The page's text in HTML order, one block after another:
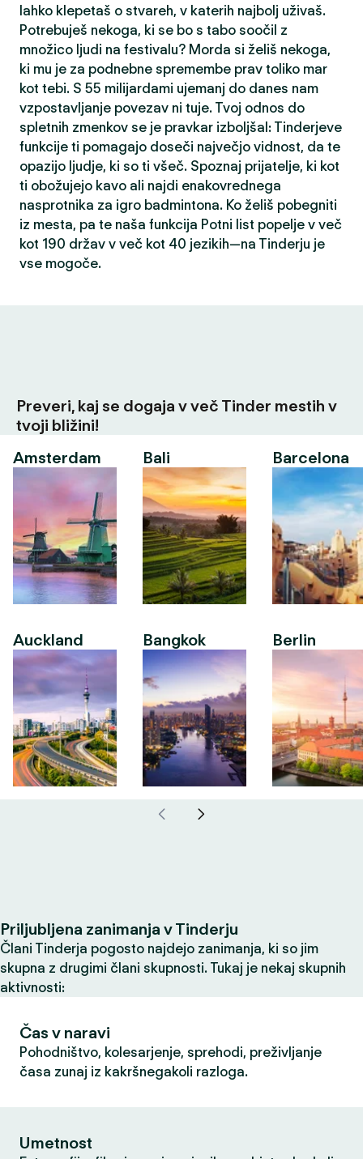
lahko klepetaš o stvareh, v katerih najbolj uživaš.
Potrebuješ nekoga, ki se bo s tabo soočil z
množico ljudi na festivalu? Morda si želiš nekoga,
ki mu je za podnebne spremembe prav toliko mar
kot tebi. S 55 milijardami ujemanj do danes nam
vzpostavljanje povezav ni tuje. Tvoj odnos do
spletnih zmenkov se je pravkar izboljšal: Tinderjeve
funkcije ti pomagajo doseči največjo vidnost, da te
opazijo ljudje, ki so ti všeč. Spoznaj prijatelje, ki kot
ti obožujejo kavo ali najdi enakovrednega
nasprotnika za igro badmintona. Ko želiš pobegniti
iz mesta, pa te naša funkcija Potni list popelje v več
kot 190 držav v več kot 40 jezikih—na Tinderju je
vse mogoče.
Preveri, kaj se dogaja v več Tinder mestih v
tvoji bližini!
Amsterdam
Auckland
Bali
Bangkok
Barcelona
Berlin
Priljubljena zanimanja v Tinderju
Člani Tinderja pogosto najdejo zanimanja, ki so jim
skupna z drugimi člani skupnosti. Tukaj je nekaj skupnih
aktivnosti:
Čas v naravi
Pohodništvo, kolesarjenje, sprehodi, preživljanje
časa zunaj iz kakršnegakoli razloga.
Umetnost